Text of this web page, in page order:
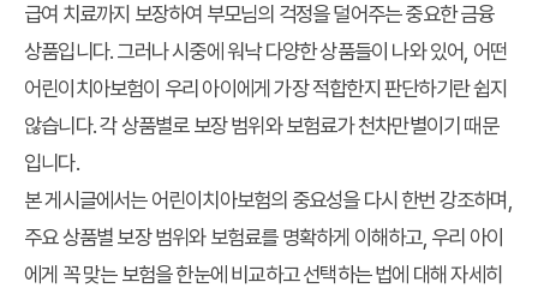
급여 치료까지 보장하여 부모님의 걱정을 덜어주는 중요한 금융
상품입니다. 그러나 시중에 워낙 다양한 상품들이 나와 있어, 어떤
어린이치아보험이 우리 아이에게 가장 적합한지 판단하기란 쉽지
않습니다. 각 상품별로 보장 범위와 보험료가 천차만별이기 때문
입니다.
본 게시글에서는 어린이치아보험의 중요성을 다시 한번 강조하며,
주요 상품별 보장 범위와 보험료를 명확하게 이해하고, 우리 아이
에게 꼭 맞는 보험을 한눈에 비교하고 선택하는 법에 대해 자세히